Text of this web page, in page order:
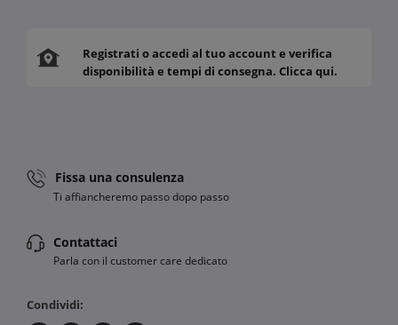
Registrati o accedi al tuo account e verifica
disponibilità e tempi di consegna. Clicca qui.
Fissa una consulenza
Ti affiancheremo passo dopo passo
Contattaci
Parla con il customer care dedicato
Condividi: